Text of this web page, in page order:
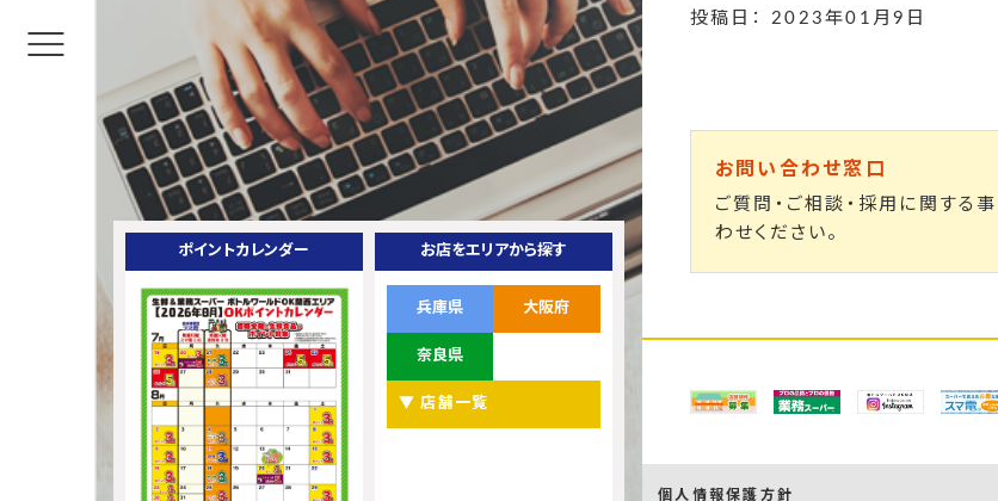
ポイントカレンダー お店をエリアから探す
兵庫県 大阪府
奈良県
▼ 店舗一覧
投稿日： 2023年01月9日
お問い合わせ窓口
ご質問・ご相談・採用に関する
わせください。
個人情報保護方針